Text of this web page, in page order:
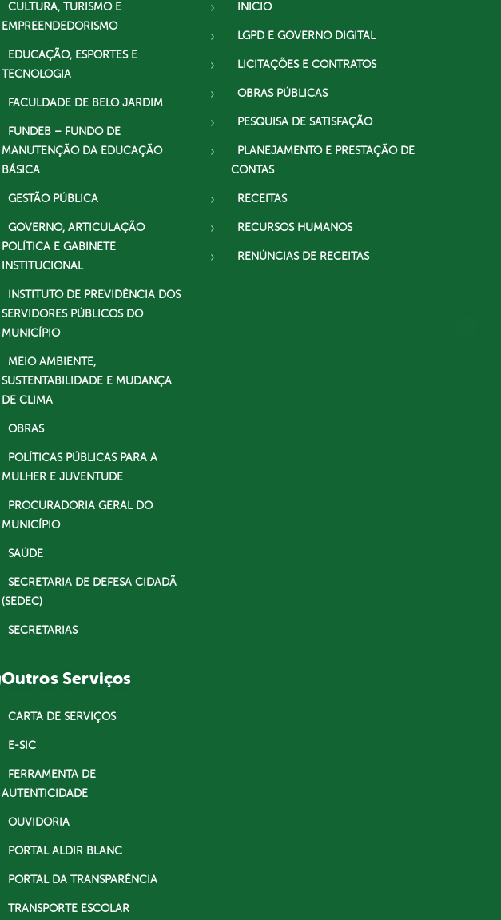
CULTURA, TURISMO E
EMPREENDEDORISMO
EDUCAÇÃO, ESPORTES E
TECNOLOGIA
FACULDADE DE BELO JARDIM
FUNDEB – FUNDO DE
MANUTENÇÃO DA EDUCAÇÃO
BÁSICA
GESTÃO PÚBLICA
GOVERNO, ARTICULAÇÃO
POLÍTICA E GABINETE
INSTITUCIONAL
INSTITUTO DE PREVIDÊNCIA DOS
SERVIDORES PÚBLICOS DO
MUNICÍPIO
MEIO AMBIENTE,
SUSTENTABILIDADE E MUDANÇA
DE CLIMA
OBRAS
POLÍTICAS PÚBLICAS PARA A
MULHER E JUVENTUDE
PROCURADORIA GERAL DO
MUNICÍPIO
SAÚDE
SECRETARIA DE DEFESA CIDADÃ
(SEDEC)
SECRETARIAS
INICIO
LGPD E GOVERNO DIGITAL
LICITAÇÕES E CONTRATOS
OBRAS PÚBLICAS
PESQUISA DE SATISFAÇÃO
PLANEJAMENTO E PRESTAÇÃO DE
CONTAS
RECEITAS
RECURSOS HUMANOS
RENÚNCIAS DE RECEITAS
Outros Serviços
CARTA DE SERVIÇOS
E-SIC
FERRAMENTA DE
AUTENTICIDADE
OUVIDORIA
PORTAL ALDIR BLANC
PORTAL DA TRANSPARÊNCIA
TRANSPORTE ESCOLAR